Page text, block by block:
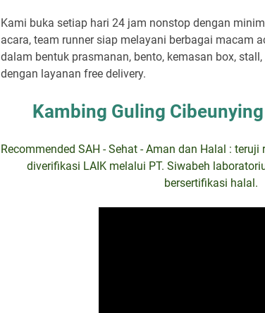
Kami buka setiap hari 24 jam nonstop dengan
acara, team runner siap melayani berbagai macam
dalam bentuk prasmanan, bento, kemasan box,
dengan layanan free delivery.
Kambing Guling
Recommended SAH - Sehat - Aman dan Halal :
diverifikasi LAIK melalui PT. Siwabeh
bersertifikasi halal.